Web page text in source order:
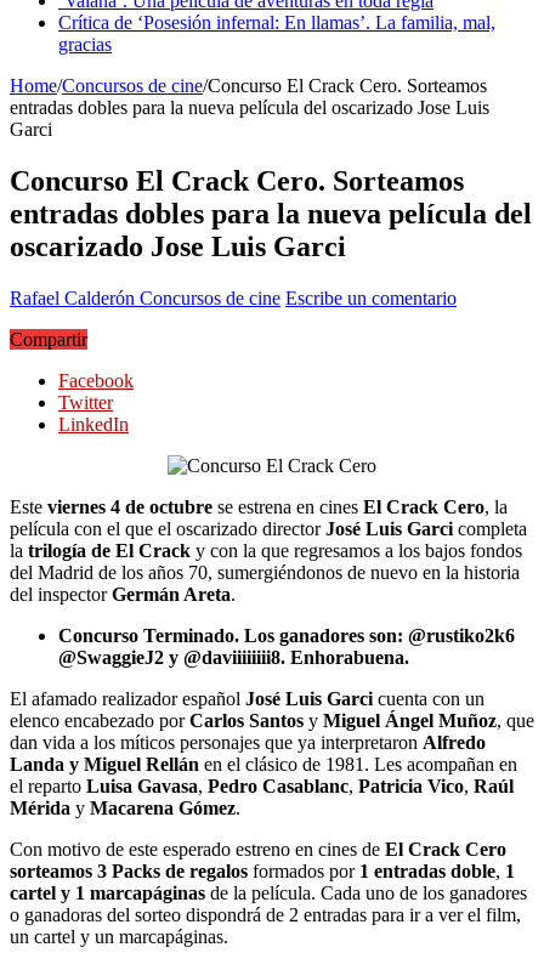
Crítica de ‘Posesión infernal: En llamas’. La familia, mal,
gracias
Home/Concursos de cine/Concurso El Crack Cero. Sorteamos
entradas dobles para la nueva película del oscarizado Jose Luis
Garci
Concurso El Crack Cero. Sorteamos
entradas dobles para la nueva película del
oscarizado Jose Luis Garci
Rafael Calderón Concursos de cine Escribe un comentario
Compartir
Facebook
Twitter
LinkedIn
Este viernes 4 de octubre se estrena en cines El Crack Cero, la
película con el que el oscarizado directorJosé Luis Garci completa
la trilogía de El Crack y con la que regresamos a los bajos fondos
del Madrid de los años 70, sumergiéndonos de nuevo en la historia
del inspectorGermán Areta.
Concurso Terminado. Los ganadores son: @rustiko2k6
@SwaggieJ2 y @daviiiiiiii8. Enhorabuena.
El afamado realizador español José Luis Garci cuenta con un
elenco encabezado porCarlos Santos y Miguel Ángel Muñoz, que
dan vida a los míticos personajes que ya interpretaron Alfredo
Landa y Miguel Rellán en el clásico de 1981. Les acompañan en
el reparto Luisa Gavasa, Pedro Casablanc, Patricia Vico, Raúl
Mérida y Macarena Gómez.
Con motivo de este esperado estreno en cines de El Crack Cero
sorteamos 3 Packs de regalos formados por 1 entradas doble, 1
cartel y 1 marcapáginas de la película. Cada uno de los ganadores
o ganadoras del sorteo dispondrá de 2 entradas para ir a ver el film,
un cartel y un marcapáginas.